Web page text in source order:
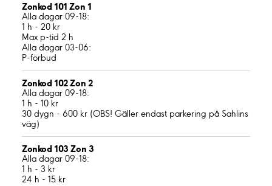
Zonkod 101 Zon 1
Alla dagar 09-18:
1 h - 20 kr
Max p-tid 2 h
Alla dagar 03-06:
P-förbud
Zonkod 102 Zon 2
Alla dagar 09-18:
1 h - 10 kr
30 dygn - 600 kr (OBS! Gäller endast parkering på Sahlins
väg)
Zonkod 103 Zon 3
Alla dagar 09-18:
1 h - 3 kr
24 h - 15 kr